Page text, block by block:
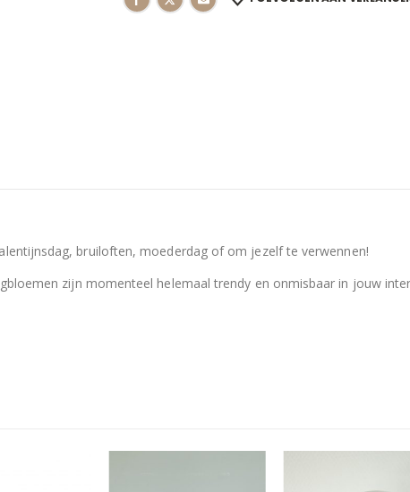
bruiloften, moederdag of om jezelf te verwennen!
zijn momenteel helemaal trendy en onmisbaar in jouw